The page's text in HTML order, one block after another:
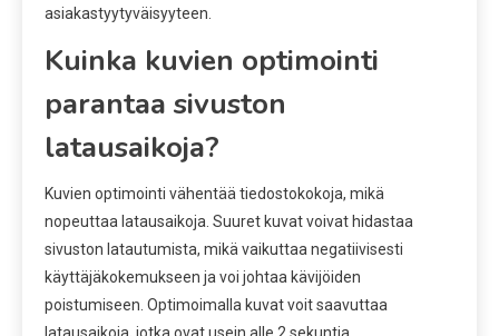
asiakastyytyväisyyteen.
Kuinka kuvien optimointi
parantaa sivuston
latausaikoja?
Kuvien optimointi vähentää tiedostokokoja, mikä
nopeuttaa latausaikoja. Suuret kuvat voivat hidastaa
sivuston latautumista, mikä vaikuttaa negatiivisesti
käyttäjäkokemukseen ja voi johtaa kävijöiden
poistumiseen. Optimoimalla kuvat voit saavuttaa